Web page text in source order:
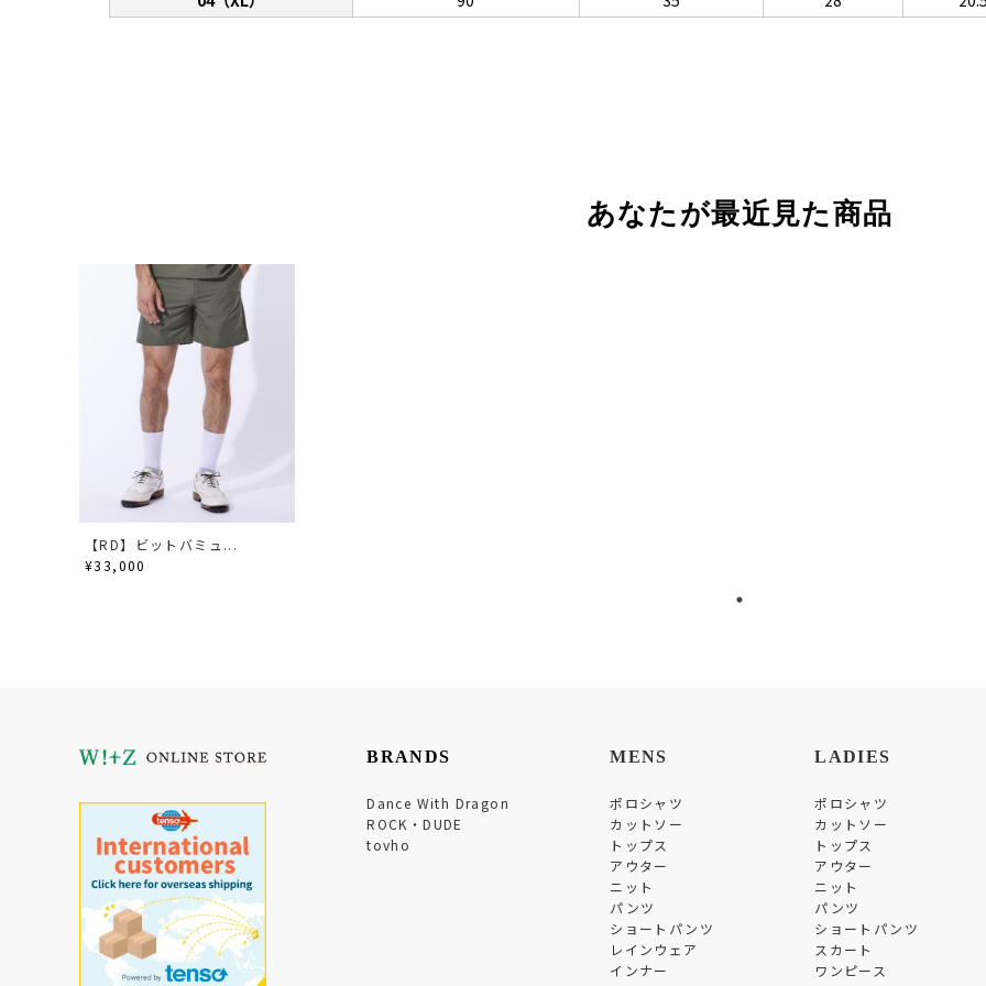
あなたが最近見た商品
【RD】ビットバミュ...
¥33,000
BRANDS
Dance With Dragon
ROCK・DUDE
tovho
MENS
ポロシャツ
カットソー
トップス
アウター
ニット
パンツ
ショートパンツ
レインウェア
インナー
LADIES
ポロシャツ
カットソー
トップス
アウター
ニット
パンツ
ショートパンツ
スカート
ワンピース